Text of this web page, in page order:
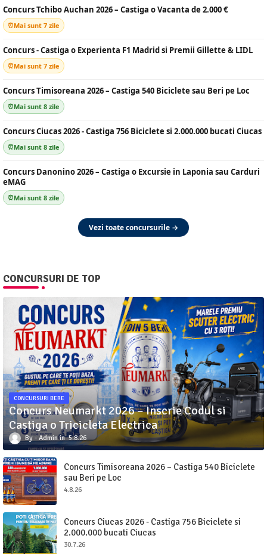
Concurs Tchibo Auchan 2026 – Castiga o Vacanta de 2.000 €
Mai sunt 7 zile
Concurs - Castiga o Experienta F1 Madrid si Premii Gillette & LIDL
Mai sunt 7 zile
Concurs Timisoreana 2026 – Castiga 540 Biciclete sau Beri pe Loc
Mai sunt 8 zile
Concurs Ciucas 2026 - Castiga 756 Biciclete si 2.000.000 bucati Ciucas
Mai sunt 8 zile
Concurs Danonino 2026 – Castiga o Excursie in Laponia sau Carduri
eMAG
Mai sunt 8 zile
Vezi toate concursurile →
CONCURSURI DE TOP
CONCURSURI BERE
Concurs Neumarkt 2026 – Inscrie Codul si
Castiga o Tricicleta Electrica
Admin 5.8.26
Concurs Timisoreana 2026 – Castiga 540 Biciclete
sau Beri pe Loc
4.8.26
Concurs Ciucas 2026 - Castiga 756 Biciclete si
2.000.000 bucati Ciucas
30.7.26